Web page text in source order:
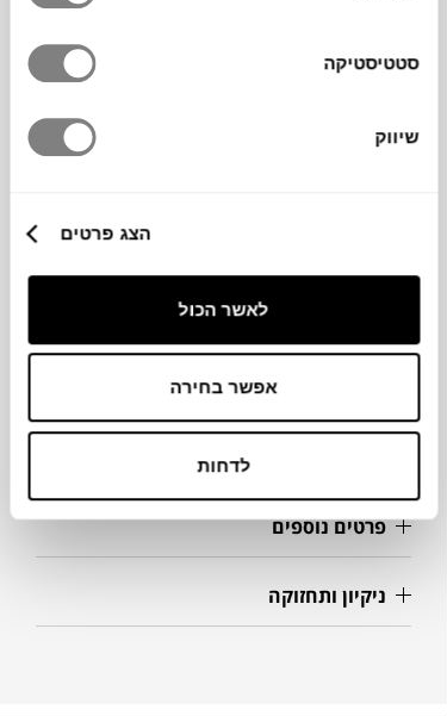
סטטיסטיקה
שיווק
הצג פרטים
לאשר הכול
אפשר בחירה
לדחות
גינה. עשוי מאלומיניום קל משקל עם ריפוד חבל
ראטן סינטטי גמיש שמאפשר להישען בנוחות.
לערום אחד על השני.
מידע על חומרים
פרטים נוספים
ניקיון ותחזוקה